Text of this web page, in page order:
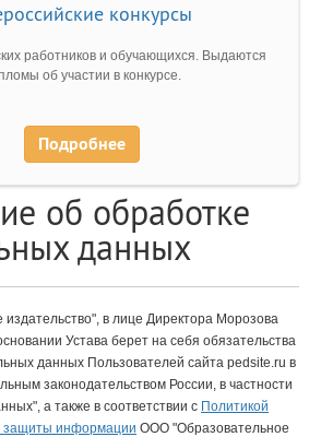
конкурсы
работников и обучающихся. Выдаются
об участии в конкурсе.
Подробнее
об обработке
данных
в лице Директора Морозова
Устава берет на себя обязательства
данных Пользователей сайта pedsite.ru в
законодательством России, в частности
а также в соответствии с Политикой
защиты информации ООО "Образовательное